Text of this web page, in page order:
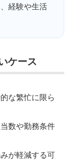
経験や生活
ケース
な繁忙に限ら
数や勤務条件
が軽減する可